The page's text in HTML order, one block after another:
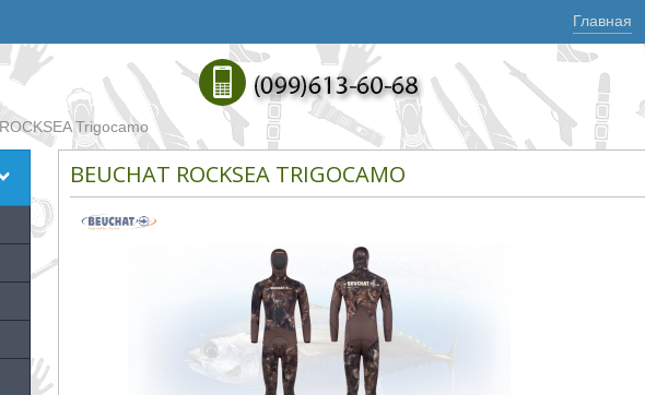
Главная
Trigocamo
BEUCHAT ROCKSEA TRIGOCAMO